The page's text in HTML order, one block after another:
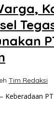
Tim Redaksi
Keberadaan